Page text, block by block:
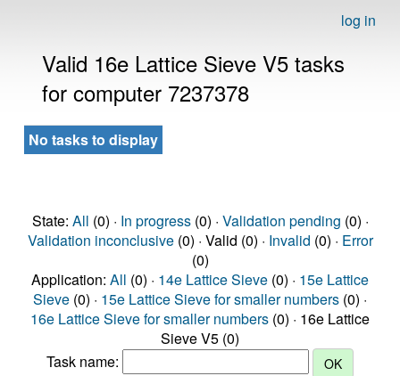
log in
Valid 16e Lattice Sieve V5 tasks
for computer 7237378
No tasks to display
State: All (0) · In progress(0) · Validation pending (0) ·
Validation inconclusive(0) · Valid (0) · Invalid (0) · Error
(0)
Application: All (0) · 14e Lattice Sieve (0) · 15e Lattice
Sieve (0) · 15e Lattice Sieve for smaller numbers (0) ·
16e Lattice Sieve for smaller numbers (0) · 16e Lattice
Sieve V5 (0)
Task name: